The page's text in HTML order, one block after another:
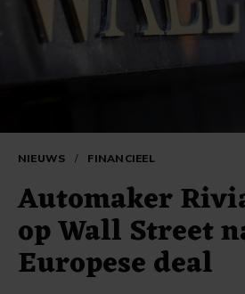
NIEUWS / FINANCIEEL
Automaker
op Wall Street
Europese deal